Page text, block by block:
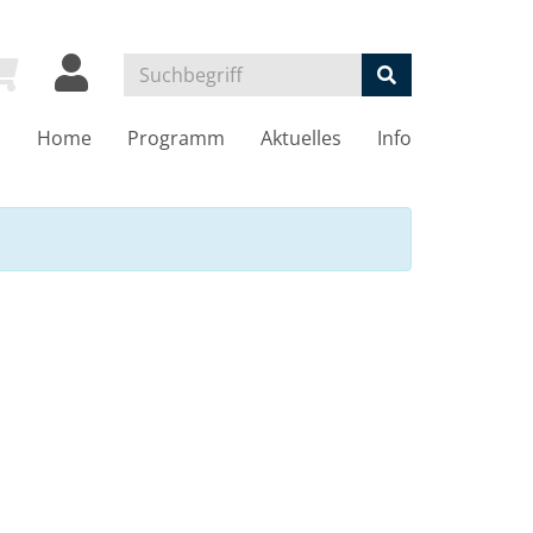
Home Programm Aktuelles Info